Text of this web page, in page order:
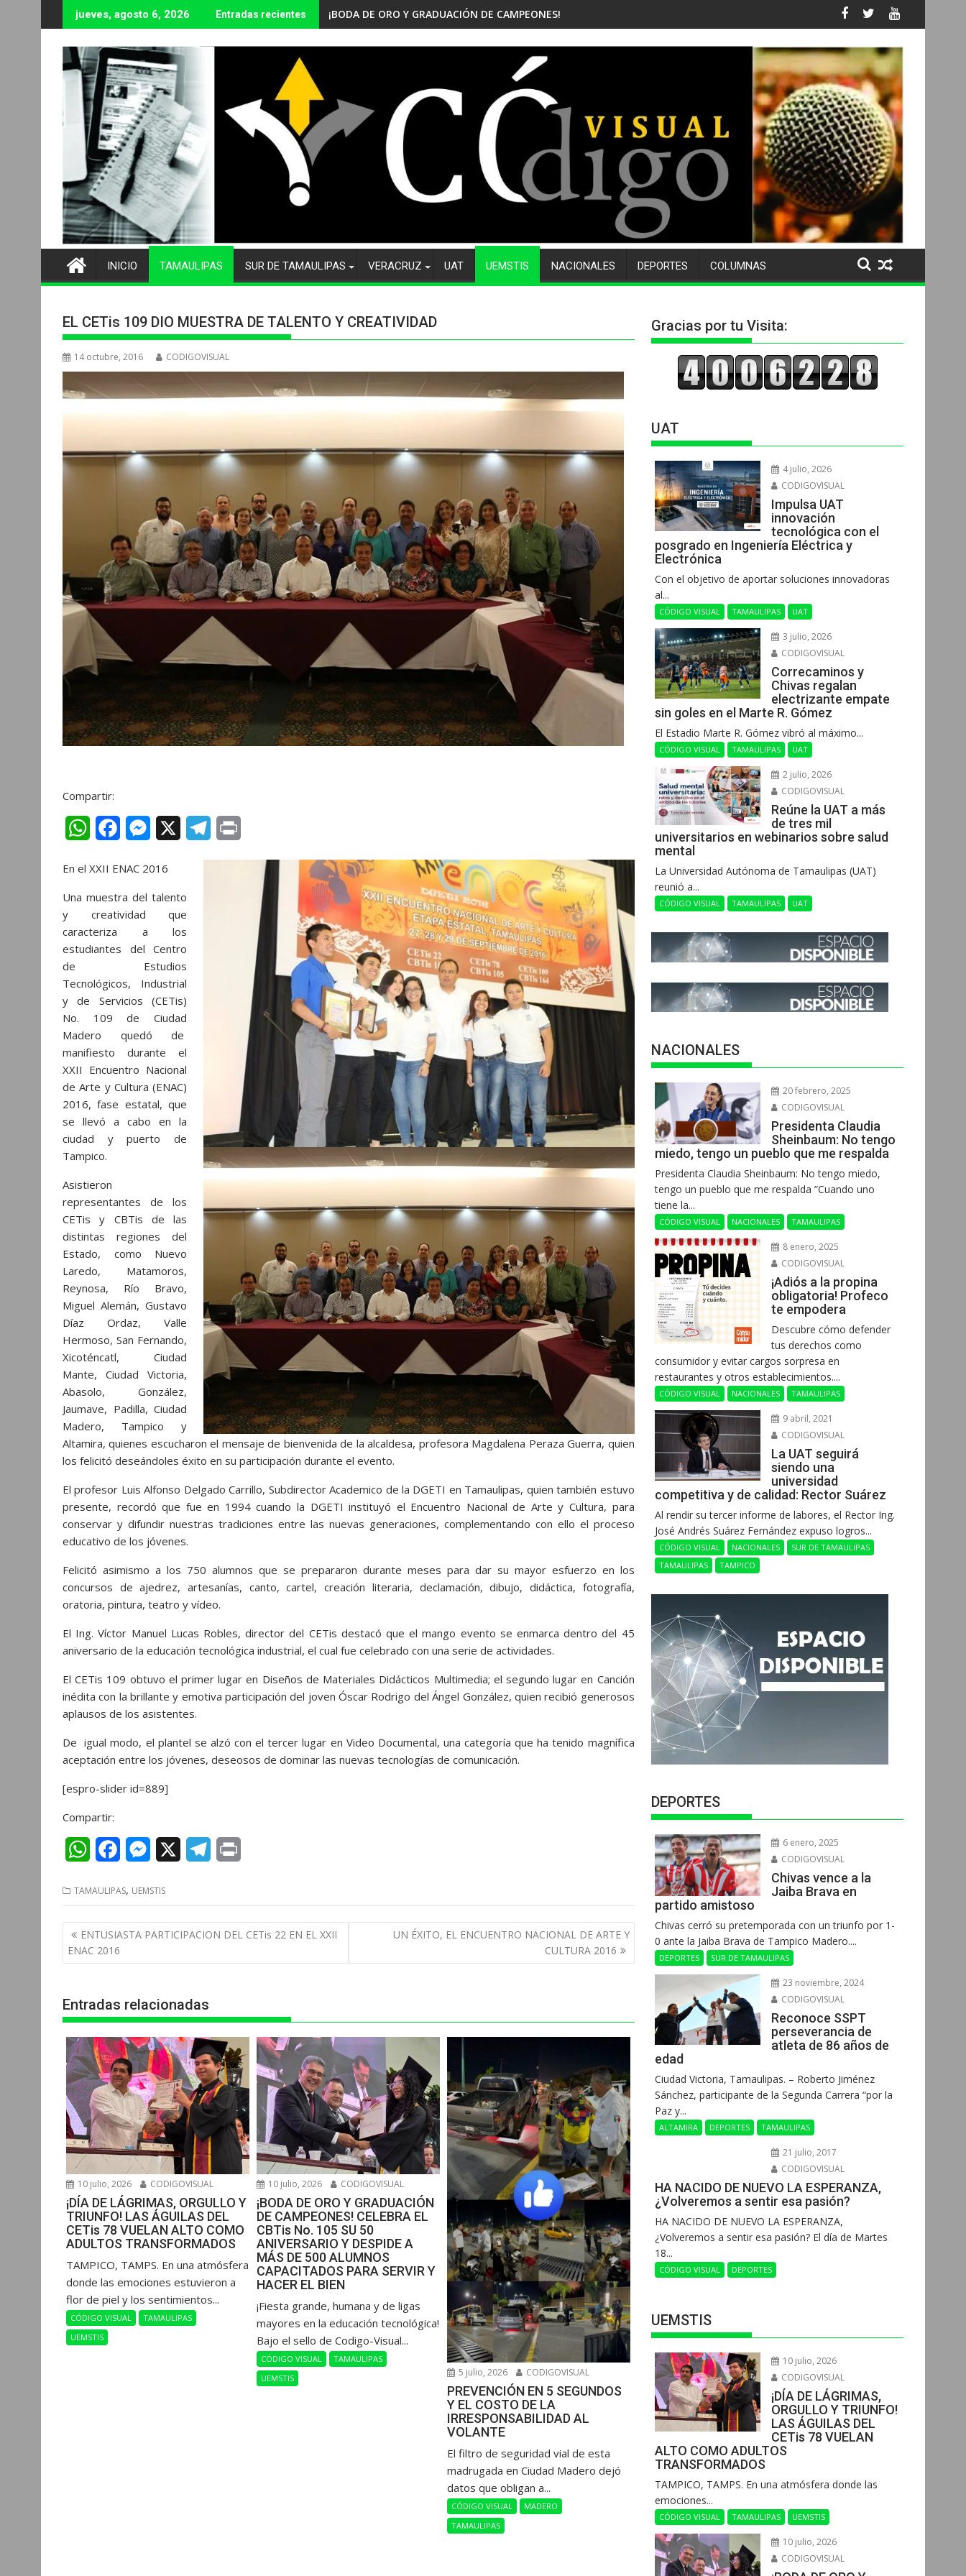
al
contenido
jueves, agosto 6, 2026 Entradas recientes ¡BODA DE ORO Y GRADUACIÓN DE CAMPEONES! CELEBRA EL CBTis No. 105 SU 50 ANIVERSARIO Y DESPIDE A MÁS DE 500
INICIO TAMAULIPAS SUR DE TAMAULIPAS VERACRUZ UAT UEMSTIS NACIONALES DEPORTES COLUMNAS
EL CETis 109 DIO MUESTRA DE TALENTO Y CREATIVIDAD
14 octubre, 2016 CODIGOVISUAL
Compartir:
W
a
t
s
A
c
e
o
k
s
s
n
g
e
r
En el XXII ENAC 2016
Una muestra del talento
y creatividad que
caracteriza a los
estudiantes del Centro
de Estudios
Tecnológicos, Industrial
y de Servicios (CETis)
No. 109 de Ciudad
Madero quedó de
manifiesto durante el
XXII Encuentro Nacional
de Arte y Cultura (ENAC)
2016, fase estatal, que
se llevó a cabo en la
ciudad y puerto de
Tampico.
Asistieron
representantes de los
CETis y CBTis de las
distintas regiones del
Estado, como Nuevo
Laredo, Matamoros,
Reynosa, Río Bravo,
Miguel Alemán, Gustavo
Díaz Ordaz, Valle
Hermoso, San Fernando,
Xicoténcatl, Ciudad
Mante, Ciudad Victoria,
Abasolo, González,
Jaumave, Padilla, Ciudad
Madero, Tampico y
Altamira, quienes escucharon el mensaje de bienvenida de la alcaldesa, profesora Magdalena Peraza Guerra, quien
los felicitó deseándoles éxito en su participación durante el evento.
El profesor Luis Alfonso Delgado Carrillo, Subdirector Academico de la DGETI en Tamaulipas, quien también estuvo
presente, recordó que fue en 1994 cuando la DGETI instituyó el Encuentro Nacional de Arte y Cultura, para
conservar y difundir nuestras tradiciones entre las nuevas generaciones, complementando con ello el proceso
educativo de los jóvenes.
Felicitó asimismo a los 750 alumnos que se prepararon durante meses para dar su mayor esfuerzo en los
concursos de ajedrez, artesanías, canto, cartel, creación literaria, declamación, dibujo, didáctica, fotografía,
oratoria, pintura, teatro y vídeo.
El Ing. Víctor Manuel Lucas Robles, director del CETis destacó que el mango evento se enmarca dentro del 45
aniversario de la educación tecnológica industrial, el cual fue celebrado con una serie de actividades.
El CETis 109 obtuvo el primer lugar en Diseños de Materiales Didácticos Multimedia; el segundo lugar en Canción
inédita con la brillante y emotiva participación del joven Óscar Rodrigo del Ángel González, quien recibió generosos
aplausos de los asistentes.
De igual modo, el plantel se alzó con el tercer lugar en Video Documental, una categoría que ha tenido magnífica
aceptación entre los jóvenes, deseosos de dominar las nuevas tecnologías de comunicación.
[espro-slider id=889]
Compartir:
W
a
t
s
p
c
e
k
s
s
e
r
e
m
n
TAMAULIPAS, UEMSTIS
Navegación
de
entradas
ENTUSIASTA PARTICIPACION DEL CETis 22 EN EL XXII
ENAC 2016
UN ÉXITO, EL ENCUENTRO NACIONAL DE ARTE Y
CULTURA 2016
Entradas relacionadas
10 julio, 2026 CODIGOVISUAL
¡DÍA DE LÁGRIMAS, ORGULLO Y
TRIUNFO! LAS ÁGUILAS DEL
CETis 78 VUELAN ALTO COMO
ADULTOS TRANSFORMADOS
​TAMPICO, TAMPS. En una atmósfera
donde las emociones estuvieron a
flor de piel y los sentimientos...
CÓDIGO VISUAL
TAMAULIPAS
UEMSTIS
10 julio, 2026 CODIGOVISUAL
¡BODA DE ORO Y GRADUACIÓN
DE CAMPEONES! CELEBRA EL
CBTis No. 105 SU 50
ANIVERSARIO Y DESPIDE A
MÁS DE 500 ALUMNOS
CAPACITADOS PARA SERVIR Y
HACER EL BIEN
​¡Fiesta grande, humana y de ligas
mayores en la educación tecnológica!
Bajo el sello de Codigo-Visual...
CÓDIGO VISUAL
TAMAULIPAS
UEMSTIS
5 julio, 2026 CODIGOVISUAL
PREVENCIÓN EN 5 SEGUNDOS
Y EL COSTO DE LA
IRRESPONSABILIDAD AL
VOLANTE
​El filtro de seguridad vial de esta
madrugada en Ciudad Madero dejó
datos que obligan a...
CÓDIGO VISUAL
MADERO
TAMAULIPAS
Gracias por tu Visita:
UAT
4 julio, 2026
CODIGOVISUAL
Impulsa UAT
innovación
tecnológica con el
posgrado en Ingeniería Eléctrica y
Electrónica
Con el objetivo de aportar soluciones innovadoras
al...
CÓDIGO VISUAL TAMAULIPAS UAT
3 julio, 2026
CODIGOVISUAL
Correcaminos y
Chivas regalan
electrizante empate
sin goles en el Marte R. Gómez
El Estadio Marte R. Gómez vibró al máximo...
CÓDIGO VISUAL TAMAULIPAS UAT
2 julio, 2026
CODIGOVISUAL
Reúne la UAT a más
de tres mil
universitarios en webinarios sobre salud
mental
La Universidad Autónoma de Tamaulipas (UAT)
reunió a...
CÓDIGO VISUAL TAMAULIPAS UAT
NACIONALES
20 febrero, 2025
CODIGOVISUAL
Presidenta Claudia
Sheinbaum: No tengo
miedo, tengo un pueblo que me respalda
Presidenta Claudia Sheinbaum: No tengo miedo,
tengo un pueblo que me respalda ”Cuando uno
tiene la...
CÓDIGO VISUAL NACIONALES TAMAULIPAS
8 enero, 2025
CODIGOVISUAL
¡Adiós a la propina
obligatoria! Profeco
te empodera
Descubre cómo defender
tus derechos como
consumidor y evitar cargos sorpresa en
restaurantes y otros establecimientos....
CÓDIGO VISUAL NACIONALES TAMAULIPAS
9 abril, 2021
CODIGOVISUAL
La UAT seguirá
siendo una
universidad
competitiva y de calidad: Rector Suárez
Al rendir su tercer informe de labores, el Rector Ing.
José Andrés Suárez Fernández expuso logros...
CÓDIGO VISUAL NACIONALES
SUR DE TAMAULIPAS
TAMAULIPAS
TAMPICO
DEPORTES
6 enero, 2025
CODIGOVISUAL
Chivas vence a la
Jaiba Brava en
partido amistoso
Chivas cerró su pretemporada con un triunfo por 1-
0 ante la Jaiba Brava de Tampico Madero....
DEPORTES SUR DE TAMAULIPAS
23 noviembre, 2024
CODIGOVISUAL
Reconoce SSPT
perseverancia de
atleta de 86 años de
edad
Ciudad Victoria, Tamaulipas. – Roberto Jiménez
Sánchez, participante de la Segunda Carrera “por la
Paz y...
ALTAMIRA DEPORTES TAMAULIPAS
21 julio, 2017
CODIGOVISUAL
HA NACIDO DE NUEVO LA ESPERANZA,
¿Volveremos a sentir esa pasión?
HA NACIDO DE NUEVO LA ESPERANZA,
¿Volveremos a sentir esa pasión? El día de Martes
18...
CÓDIGO VISUAL DEPORTES
UEMSTIS
10 julio, 2026
CODIGOVISUAL
¡DÍA DE LÁGRIMAS,
ORGULLO Y TRIUNFO!
LAS ÁGUILAS DEL
CETis 78 VUELAN
ALTO COMO ADULTOS
TRANSFORMADOS
​TAMPICO, TAMPS. En una atmósfera donde las
emociones...
CÓDIGO VISUAL TAMAULIPAS UEMSTIS
10 julio, 2026
CODIGOVISUAL